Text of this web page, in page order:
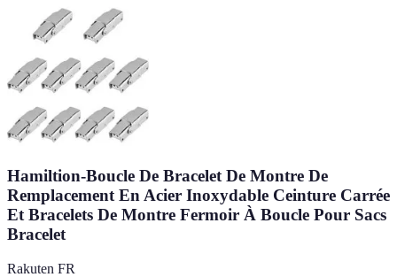
Hamiltion-Boucle De Bracelet De Montre De
Remplacement En Acier Inoxydable Ceinture Carrée
Et Bracelets De Montre Fermoir À Boucle Pour Sacs
Bracelet
Rakuten FR